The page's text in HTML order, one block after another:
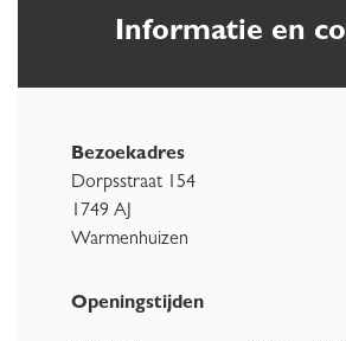
Informatie en
Bezoekadres
Dorpsstraat 154
1749 AJ
Warmenhuizen
Openingstijden